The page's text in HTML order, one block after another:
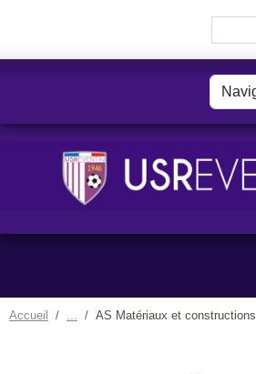
Accueil AS Matériaux et constructions